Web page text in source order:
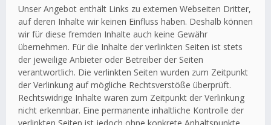
Unser Angebot enthält Links zu externen Webseiten Dritter,
auf deren Inhalte wir keinen Einfluss haben. Deshalb können
wir für diese fremden Inhalte auch keine Gewähr
übernehmen. Für die Inhalte der verlinkten Seiten ist stets
der jeweilige Anbieter oder Betreiber der Seiten
verantwortlich. Die verlinkten Seiten wurden zum Zeitpunkt
der Verlinkung auf mögliche Rechtsverstöße überprüft.
Rechtswidrige Inhalte waren zum Zeitpunkt der Verlinkung
nicht erkennbar. Eine permanente inhaltliche Kontrolle der